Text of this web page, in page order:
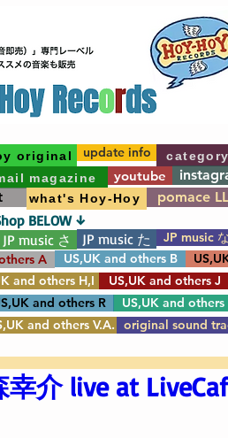
original
magazine youtube
what's Hoy-Hoy pomace
update info
JP music さ JP music た
JP music
A US,UK and others B
and others H,I
US,UK and others J
US,UK and others
and others R
and others V.A. original sound
BELOW ↓
介 live at